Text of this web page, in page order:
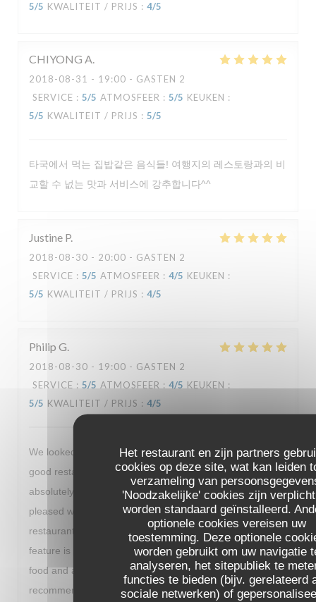
Het restaurant en zijn partners
cookies op deze site, wat kan leiden
verzameling van
'Noodzakelijke' cookies zijn
worden standaard geïnstalleerd.
optionele cookies vereisen uw
toestemming. Deze optionele
worden gebruikt om uw navigatie
analyseren, het sitepubliek te
functies te bieden (bijv. gerelateerd
sociale netwerken) of
5/5 KWALITEIT / PRIJS : 4/5
CHIYONG A
2018-08-31 - 19:00 - GASTEN 2
SERVICE : 5/5 ATMOSFEER : 5/5 KEUKEN :
5/5 KWALITEIT / PRIJS : 5/5
타국에서 먹는 집밥같은 음식들! 여행지의 레스토랑과의 비
교할 수 넚는 맛과 서비스에 강추합니다^^
Justine P
2018-08-30 - 20:00 - GASTEN 2
SERVICE : 5/5 ATMOSFEER : 4/5 KEUKEN :
5/5 KWALITEIT / PRIJS : 4/5
Philip G
2018-08-30 - 19:00 - GASTEN 2
SERVICE : 5/5 ATMOSFEER : 4/5 KEUKEN :
5/5 KWALITEIT / PRIJS : 4/5
We looked up La Veraison on trip advisor looking for a
good restaurant near to where we were staying. We were
absolutely delighted with the recommendation and so
pleased we managed to book in. A lovely relaxed
restaurant, with a warm welcome but for us the stand out
feature is the delicate flavour combinations. Fantastic
food and a great way to start our visit to Paris. I fully
recommend even if you need to travel out of your way to